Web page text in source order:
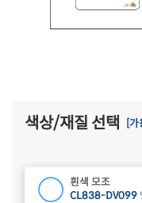
색상/재질 선택 [가
흰색 모조
CL838-DV099